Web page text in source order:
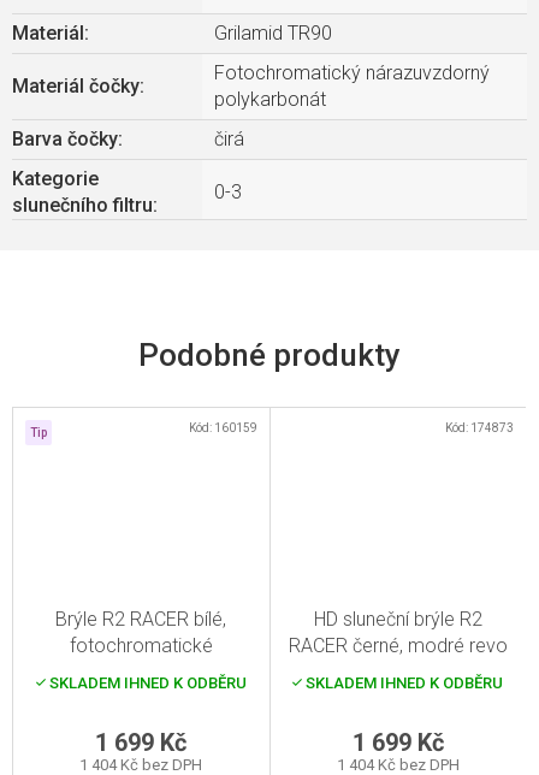
Materiál: Grilamid TR90
Materiál čočky:
Fotochromatický nárazuvzdorný
polykarbonát
Barva čočky:
čirá
Kategorie
slunečního filtru:
0-3
Tip
Brýle R2 RACER bílé,
fotochromatické
SKLADEM IHNED K ODBĚRU
1 404 Kč bez DPH
1 699 Kč
Kód: 160159
HD sluneční brýle R2
RACER černé, modré revo
SKLADEM IHNED K ODBĚRU
1 404 Kč bez DPH
1 699 Kč
Kód: 174873